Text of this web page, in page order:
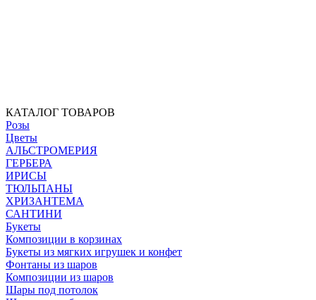
КАТАЛОГ ТОВАРОВ
Розы
Цветы
АЛЬСТРОМЕРИЯ
ГЕРБЕРА
ИРИСЫ
ТЮЛЬПАНЫ
ХРИЗАНТЕМА
САНТИНИ
Букеты
Композиции в корзинах
Букеты из мягких игрушек и конфет
Фонтаны из шаров
Композиции из шаров
Шары под потолок